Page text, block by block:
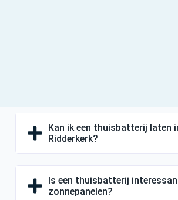
Kan ik een thuisbatterij laten
Ridderkerk?
Is een thuisbatterij
zonnepanelen?